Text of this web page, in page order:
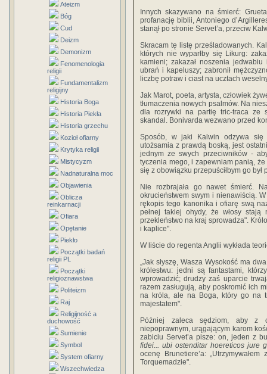
Ateizm
Bóg
Cud
Deizm
Demonizm
Fenomenologia
religii
Fundamentalizm
religijny
Historia Boga
Historia Piekła
Historia grzechu
Kozioł ofiarny
Krytyka religii
Mistycyzm
Nadnaturalna moc
Objawienia
Oblicza
reinkarnacji
Ofiara
Opętanie
Piekło
Początki badań
religii PL
Początki
religioznawstwa
Politeizm
Raj
Religijność a
duchowość
Sumienie
Symbol
System ofiarny
Wszechwiedza
Innych skazywano na śmierć:
profanację biblii, Antoniego
stanął po stronie Servet’a, przeciw
Skracam tę listę prześladowanych.
których nie wyparłby się Likurg:
kamieni; zakazał noszenia
ubrań i kapeluszy; zabronił
liczbę potraw i ciast na ucztach
Jak Marot, poeta, artysta, człowiek
tłumaczenia nowych psalmów. Na
dla rozrywki na partię tric-traca ze
skandal. Bonivarda wezwano przed
Sposób, w jaki Kalwin odzywa się
utożsamia z prawdą boską, jest
jednym ze swych przeciwników -
tyczenia mego, i zapewniam panią,
się z obowiązku przepuściłbym go był
Nie rozbrajała go nawet śmierć.
okrucieństwem swym i nienawiścią.
rękopis tego kanonika i ofiarę swą
pełnej takiej ohydy, że włosy
przekleństwo na kraj sprowadza".
i kaplice".
W liście do regenta Anglii wykłada
„Jak słyszę, Wasza Wysokość ma
królestwu: jedni są fantastami,
wprowadzić; drudzy zaś uparcie
razem zasługują, aby poskromić ich
na króla, ale na Boga, który go na
majestatem".
Później zaleca sędziom, aby z
niepoprawnym, urągającym karom
zabiciu Servet’a pisze: on, jeden z
fidei... ubi ostenditar hoereticos jure
ocenę Brunetiere’a:
Torquemadzie".